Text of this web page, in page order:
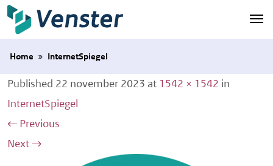
Naar hoofdinhoud
Home » InternetSpiegel
Published 22 november 2023 at 1542 × 1542 in
InternetSpiegel
← Previous
Next→